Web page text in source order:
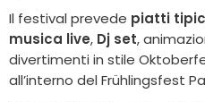
Il festival prevede piatti
musica live, Dj set,
divertimenti in stile
all’interno del Frühlingsfest